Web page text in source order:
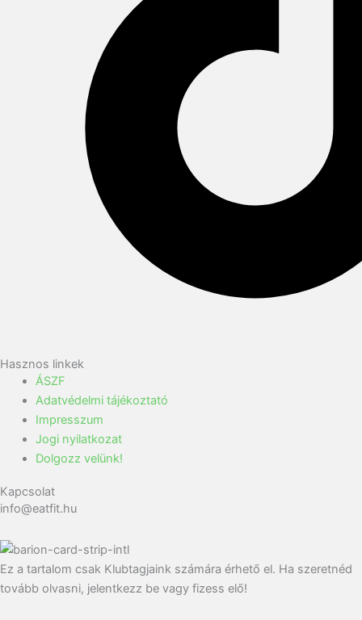
Hasznos linkek
ÁSZF
Adatvédelmi tájékoztató
Impresszum
Jogi nyilatkozat
Dolgozz velünk!
Kapcsolat
info@eatfit.hu
Ez a tartalom csak Klubtagjaink számára érhető el. Ha szeretnéd
tovább olvasni, jelentkezz be vagy fizess elő!